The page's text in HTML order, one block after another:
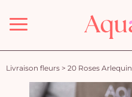
Menu
Livraison fleurs > 20 Roses Arlequin